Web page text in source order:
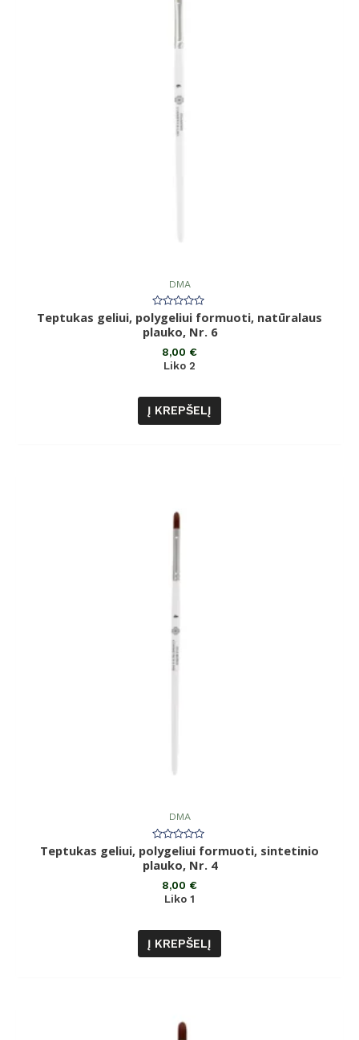
DMA
Įvertinimas:
0
iš
Teptukas geliui, polygeliui formuoti, natūralaus
plauko, Nr. 6
8,00 €
Liko 2
Į KREPŠELĮ
DMA
Įvertinimas:
0
iš
Teptukas geliui, polygeliui formuoti, sintetinio
plauko, Nr. 4
8,00 €
Liko 1
Į KREPŠELĮ